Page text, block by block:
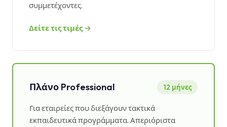
συμμετέχοντες.
Δείτε τις τιμές →
Πλάνο Professional 12 μήνες
Για εταιρείες που διεξάγουν τακτικά
εκπαιδευτικά προγράμματα. Απεριόριστα